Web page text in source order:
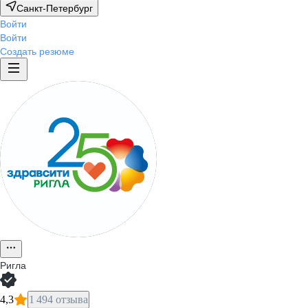
Санкт-Петербург
Войти
Войти
Создать резюме
Ригла
4,3 1 494 отзыва